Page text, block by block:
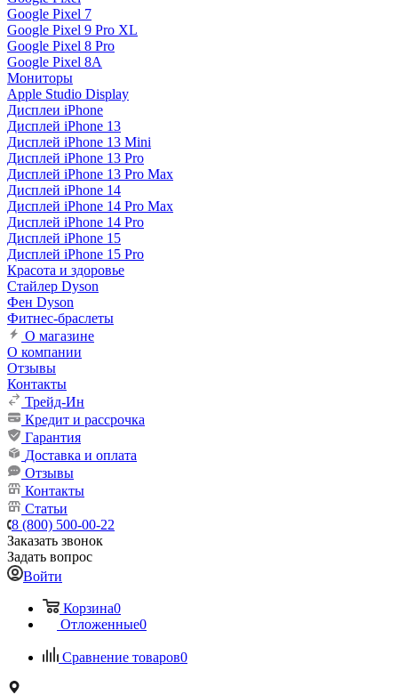
Google Pixel 7
Google Pixel 9 Pro XL
Google Pixel 8 Pro
Google Pixel 8A
Мониторы
Apple Studio Display
Дисплеи iPhone
Дисплей iPhone 13
Дисплей iPhone 13 Mini
Дисплей iPhone 13 Pro
Дисплей iPhone 13 Pro Max
Дисплей iPhone 14
Дисплей iPhone 14 Pro Max
Дисплей iPhone 14 Pro
Дисплей iPhone 15
Дисплей iPhone 15 Pro
Красота и здоровье
Стайлер Dyson
Фен Dyson
Фитнес-браслеты
О магазине
О компании
Отзывы
Контакты
Трейд-Ин
Кредит и рассрочка
Гарантия
Доставка и оплата
Отзывы
Контакты
Статьи
8 (800) 500-00-22
Заказать звонок
Задать вопрос
Войти
Корзина0
Отложенные0
Сравнение товаров0